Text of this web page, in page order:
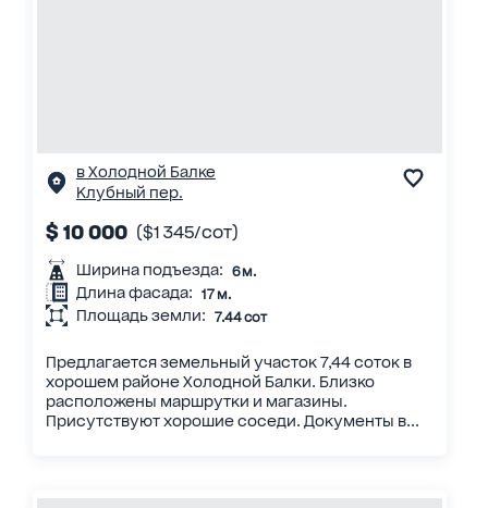
в Холодной Балке
Клубный пер.
$ 10 000 ($1 345/сот)
Ширина подъезда: 6 м.
Длина фасада: 17 м.
Площадь земли: 7.44 сот
Предлагается земельный участок 7,44 соток в
хорошем районе Холодной Балки. Близко
расположены маршрутки и магазины.
Присутствуют хорошие соседи. Документы в...